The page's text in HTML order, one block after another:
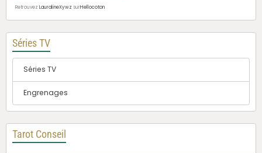
Retrouvez LauralineXywz surHellocoton
Séries TV
Séries TV
Engrenages
Tarot Conseil